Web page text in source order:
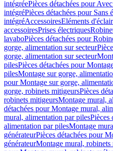
intégréePièces détachées pour
intégréPièces détachées pour Sans
intégréAccessoiresEléments
accessoiresPrises électriques
lavaboPièces détachées pour
gorge, alimentation sur secteur
gorge, alimentation sur secteur
pilesPièces détachées pour
pilesMontage sur gorge,
pour Montage sur gorge,
gorge, robinets mitigeursPièces
robinets mitigeursMontage mural,
détachées pour Montage mural,
mural, alimentation par pilesPièces
alimentation par pilesMontage
générateurPièces détachées pour
générateurMontage mural, robinets